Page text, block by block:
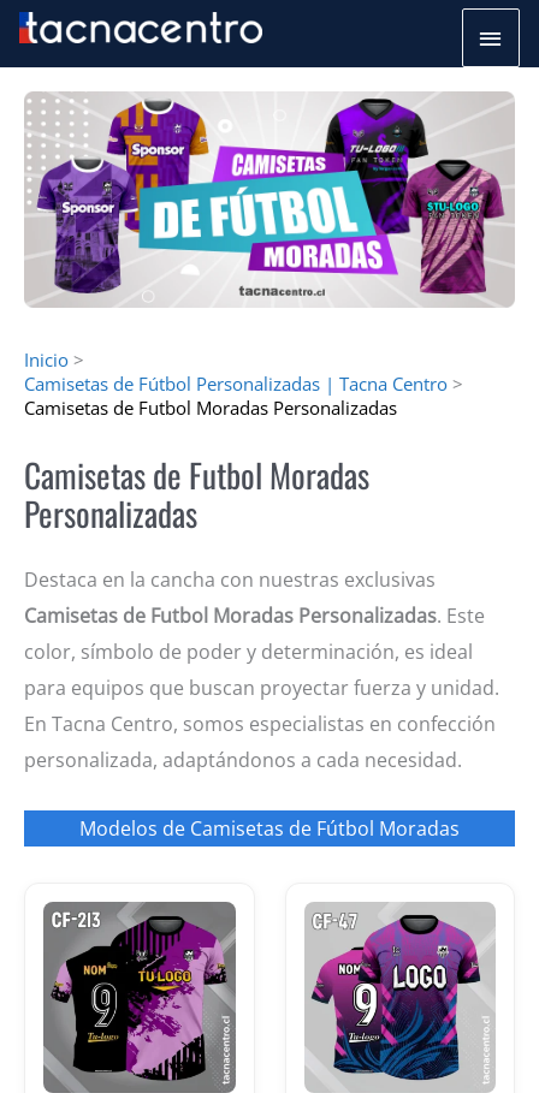
contenido
Inicio
Camisetas de Fútbol Personalizadas | Tacna Centro
Camisetas de Futbol Moradas Personalizadas
Camisetas de Futbol Moradas
Personalizadas
Destaca en la cancha con nuestras exclusivas
Camisetas de Futbol Moradas Personalizadas. Este
color, símbolo de poder y determinación, es ideal
para equipos que buscan proyectar fuerza y unidad.
En Tacna Centro, somos especialistas en confección
personalizada, adaptándonos a cada necesidad.
Modelos de Camisetas de Fútbol Moradas